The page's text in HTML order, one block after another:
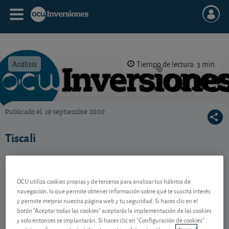
Análisis Tiempo de lectura: 3 min.
Publicado el 19 septiembre 2000
Tiscali
Contenido reservado a SOCIOS
Gestiona tu dinero con visión
OCU utiliza cookies propias y de terceros para analizar tus hábitos de
navegación, lo que permite obtener información sobre qué te suscita interés
y permite mejorar nuestra página web y tu seguridad. Si haces clic en el
botón "Aceptar todas las cookies" aceptarás la implementación de las cookies
y solo entonces se implantarán. Si haces clic en "Configuración de cookies"